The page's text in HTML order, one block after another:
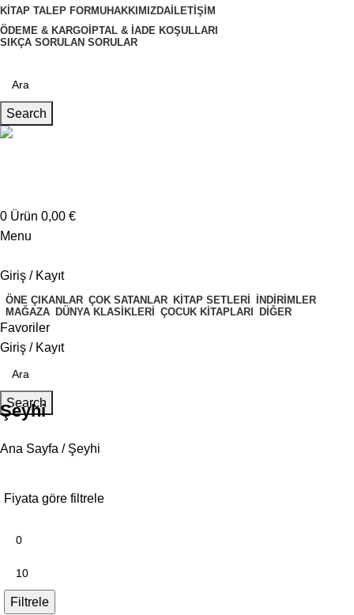
KITAP TALEP FORMUHAKKIMIZDA İLETIŞIM
ÖDEME & KARGO İPTAL & İADE KOŞULLARI
SIKÇA SORULAN SORULAR
Search
0 Ürün 0,00 €
Menu
Giriş / Kayıt
ÖNE ÇIKANLAR ÇOK SATANLAR KITAP SETLERI İNDIRIMLER
MAĞAZA DÜNYA KLASIKLERI ÇOCUK KITAPLARI DIĞER
Favoriler
Giriş / Kayıt
Search
Şeyhi
Ana Sayfa Şeyhi
Fiyata göre filtrele
Filtrele